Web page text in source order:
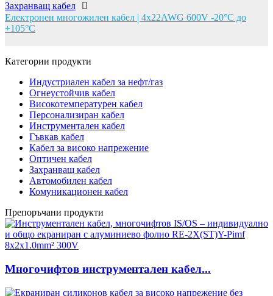
Захранващ кабел
Електронен многожилен кабел | 4x22AWG 600V -20°C до
+105°C
Категории продукти
Индустриален кабел за нефт/газ
Огнеустойчив кабел
Високотемпературен кабел
Персонализиран кабел
Инструментален кабел
Гъвкав кабел
Кабел за високо напрежение
Оптичен кабел
Захранващ кабел
Автомобилен кабел
Комуникационен кабел
Препоръчани продукти
Многочифтов инструментален кабел...